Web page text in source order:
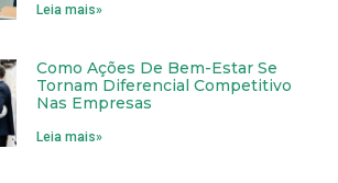
Leia mais»
Como Ações De Bem-Estar Se
Tornam Diferencial Competitivo
Nas Empresas
Leia mais»